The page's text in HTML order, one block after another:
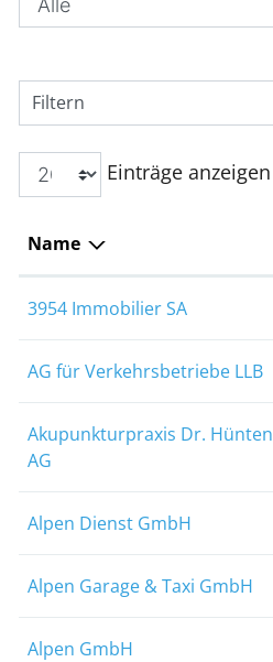
Filtern
Einträge anzeigen
Name
3954 Immobilier SA
AG für Verkehrsbetriebe LLB
Akupunkturpraxis Dr. Hünten
AG
Alpen Dienst GmbH
Alpen Garage & Taxi GmbH
Alpen GmbH